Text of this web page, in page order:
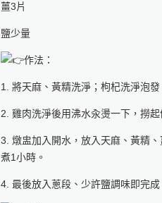
薑3片
鹽少量
作法：
1. 將天麻、黃精洗淨；枸杞洗淨泡發
2. 雞肉洗淨後用沸水汆燙一下，撈起
3. 燉盅加入開水，放入天麻、黃精
煮1小時。
4. 最後放入蔥段、少許鹽調味即完成